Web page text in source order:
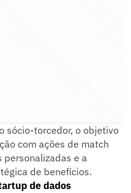
sócio-torcedor, o objetivo
com ações de match
personalizadas e a
de benefícios.
de dados